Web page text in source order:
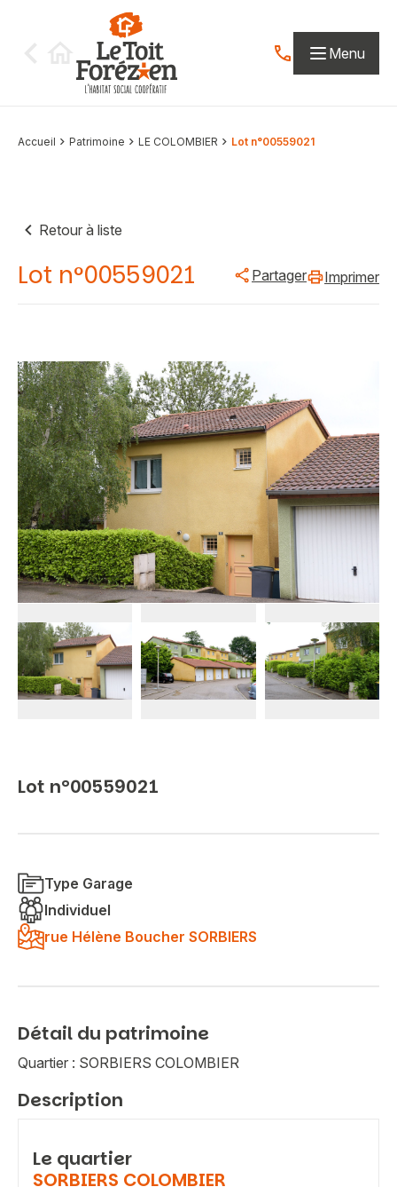
Contactez-nous
Menu
Accueil Patrimoine LE COLOMBIER Lot n°00559021
Retour à liste
Lot n°00559021 Partager Imprimer
Lot n°00559021
Type Garage
Individuel
rue Hélène Boucher SORBIERS
Détail du patrimoine
Quartier : SORBIERS COLOMBIER
Description
Le quartier
SORBIERS COLOMBIER